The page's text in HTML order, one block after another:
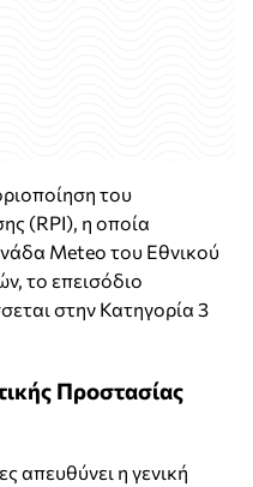
του
(RPI), η οποία
Meteo του Εθνικού
το επεισόδιο
στην Κατηγορία 3
Προστασίας
απευθύνει η γενική